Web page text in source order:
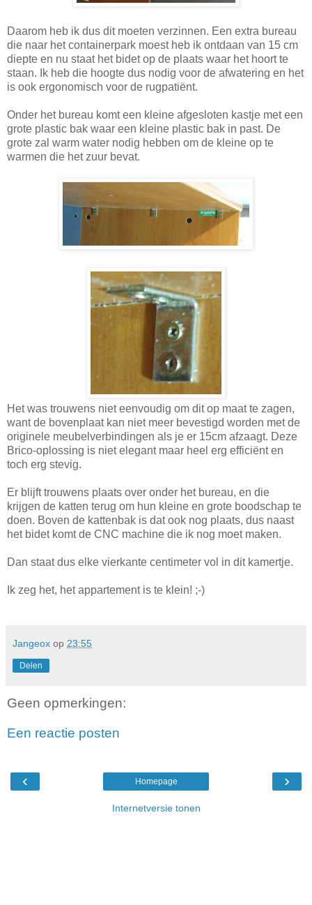
Daarom heb ik dus dit moeten verzinnen. Een extra bureau
die naar het containerpark moest heb ik ontdaan van 15 cm
diepte en nu staat het bidet op de plaats waar het hoort te
staan. Ik heb die hoogte dus nodig voor de afwatering en het
is ook ergonomisch voor de rugpatiënt.
Onder het bureau komt een kleine afgesloten kastje met een
grote plastic bak waar een kleine plastic bak in past. De
grote zal warm water nodig hebben om de kleine op te
warmen die het zuur bevat.
Het was trouwens niet eenvoudig om dit op maat te zagen,
want de bovenplaat kan niet meer bevestigd worden met de
originele meubelverbindingen als je er 15cm afzaagt. Deze
Brico-oplossing is niet elegant maar heel erg efficiënt en
toch erg stevig.
Er blijft trouwens plaats over onder het bureau, en die
krijgen de katten terug om hun kleine en grote boodschap te
doen. Boven de kattenbak is dat ook nog plaats, dus naast
het bidet komt de CNC machine die ik nog moet maken.
Dan staat dus elke vierkante centimeter vol in dit kamertje.
Ik zeg het, het appartement is te klein! ;-)
Jangeox op 23:55
Delen
Geen opmerkingen:
Een reactie posten
‹ ›
Homepage
Internetversie tonen